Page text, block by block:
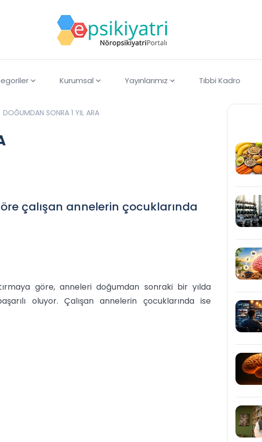
Kurumsal Yayınlarımız Tıbbi Kadro
DOĞUMDAN SONRA 1 YIL ARA
çalışan annelerin çocuklarında
göre, anneleri doğumdan sonraki bir yılda
oluyor. Çalışan annelerin çocuklarında ise